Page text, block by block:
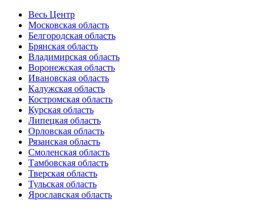
Весь Центр
Московская область
Белгородская область
Брянская область
Владимирская область
Воронежская область
Ивановская область
Калужская область
Костромская область
Курская область
Липецкая область
Орловская область
Рязанская область
Смоленская область
Тамбовская область
Тверская область
Тульская область
Ярославская область